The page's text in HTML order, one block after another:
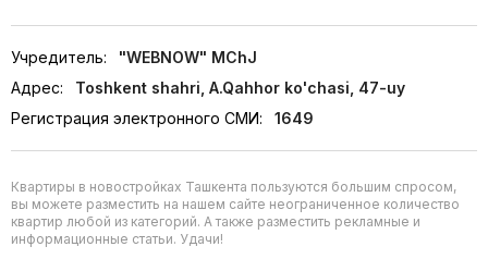
Учредитель:
"WEBNOW" MChJ
Адрес:
Toshkent shahri, A.Qahhor ko'chasi, 47-uy
Регистрация электронного СМИ:
1649
Квартиры в новостройках Ташкента пользуются большим спросом,
вы можете разместить на нашем сайте неограниченное количество
квартир любой из категорий. А также разместить рекламные и
информационные статьи. Удачи!